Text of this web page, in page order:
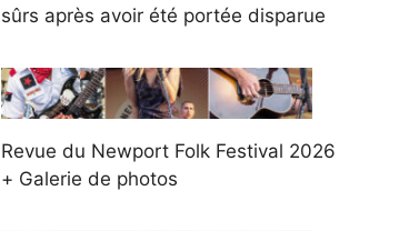
sûrs après avoir été portée disparue
Revue du Newport Folk Festival 2026
+ Galerie de photos